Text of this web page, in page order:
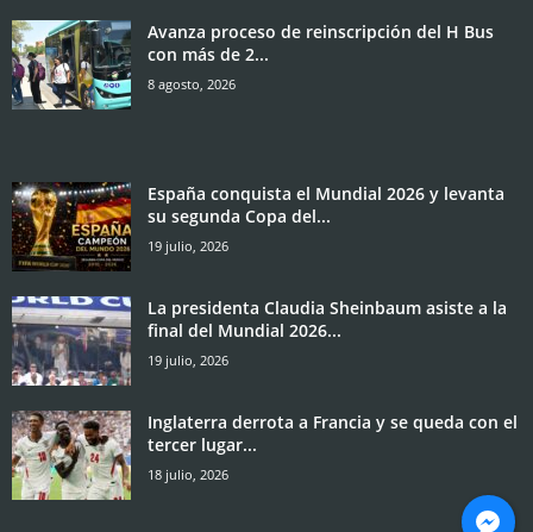
Avanza proceso de reinscripción del H Bus
con más de 2...
8 agosto, 2026
España conquista el Mundial 2026 y levanta
su segunda Copa del...
19 julio, 2026
La presidenta Claudia Sheinbaum asiste a la
final del Mundial 2026...
19 julio, 2026
Inglaterra derrota a Francia y se queda con el
tercer lugar...
18 julio, 2026